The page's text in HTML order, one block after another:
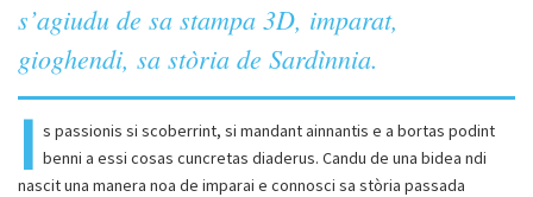
s’agiudu de sa stampa 3D, imparat,
gioghendi, sa stòria de Sardìnnia.
I s passionis si scoberrint, si mandant ainnantis e a bortas podint
benni a essi cosas cuncretas diaderus. Candu de una bidea ndi
nascit una manera noa de imparai e connosci sa stòria passada